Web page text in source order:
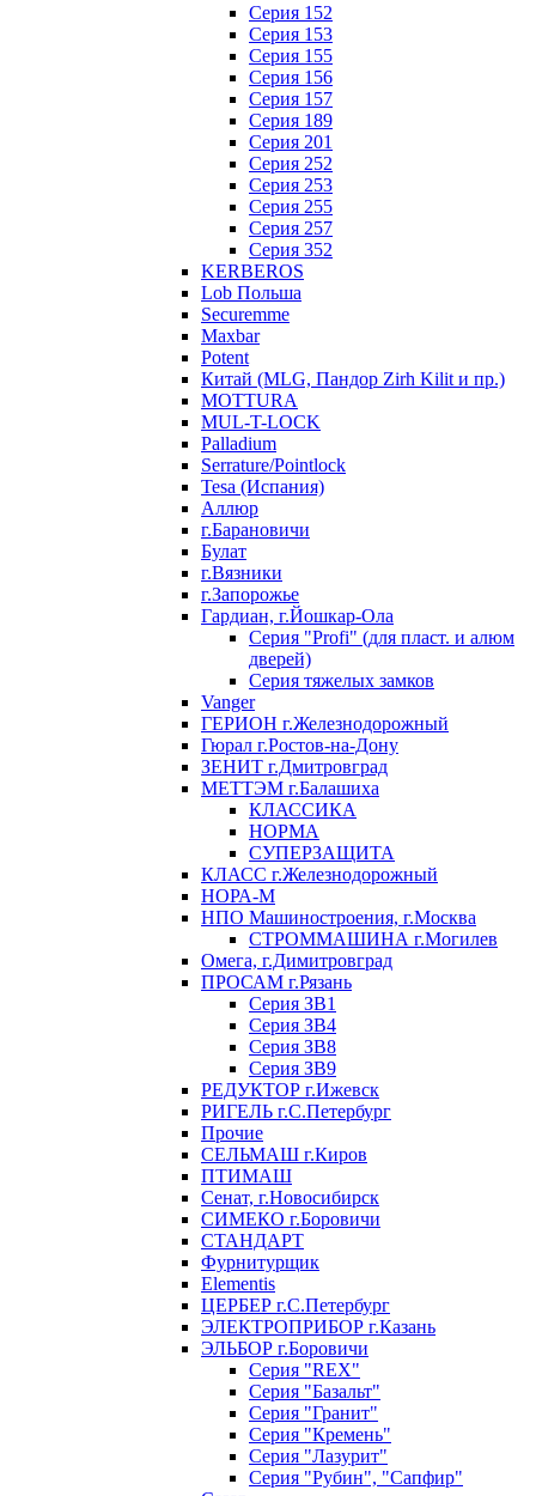
Серия 152
Серия 153
Серия 155
Серия 156
Серия 157
Серия 189
Серия 201
Серия 252
Серия 253
Серия 255
Серия 257
Серия 352
KERBEROS
Lob Польша
Securemme
Maxbar
Potent
Китай (MLG, Пандор Zirh Kilit и пр.)
MOTTURA
MUL-T-LOCK
Palladium
Serrature/Pointlock
Tesa (Испания)
Аллюр
г.Барановичи
Булат
г.Вязники
г.Запорожье
Гардиан, г.Йошкар-Ола
Серия "Profi" (для пласт. и алюм
дверей)
Серия тяжелых замков
Vanger
ГЕРИОН г.Железнодорожный
Гюрал г.Ростов-на-Дону
ЗЕНИТ г.Дмитровград
МЕТТЭМ г.Балашиха
КЛАССИКА
НОРМА
СУПЕРЗАЩИТА
КЛАСС г.Железнодорожный
НОРА-М
НПО Машиностроения, г.Москва
СТРОММАШИНА г.Могилев
Омега, г.Димитровград
ПРОСАМ г.Рязань
Серия ЗВ1
Серия ЗВ4
Серия ЗВ8
Серия ЗВ9
РЕДУКТОР г.Ижевск
РИГЕЛЬ г.С.Петербург
Прочие
СЕЛЬМАШ г.Киров
ПТИМАШ
Сенат, г.Новосибирск
СИМЕКО г.Боровичи
СТАНДАРТ
Фурнитурщик
Elementis
ЦЕРБЕР г.С.Петербург
ЭЛЕКТРОПРИБОР г.Казань
ЭЛЬБОР г.Боровичи
Серия "REX"
Серия "Базальт"
Серия "Гранит"
Серия "Кремень"
Серия "Лазурит"
Серия "Рубин", "Сапфир"